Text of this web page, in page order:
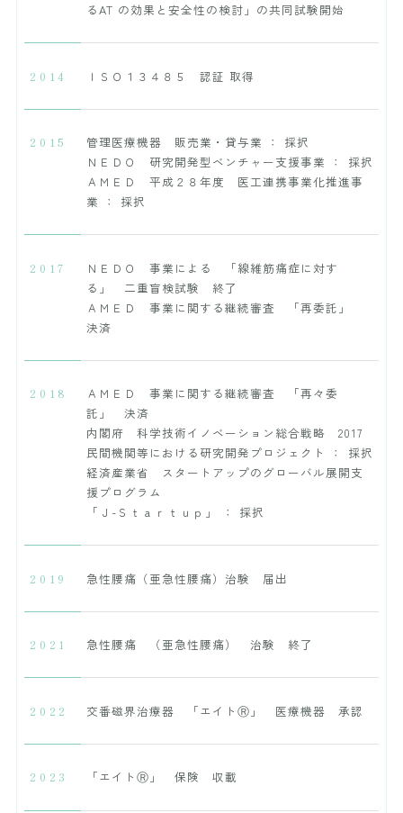
るAT の効果と安全性の検討」の共同試験開始
2014 ＩＳＯ１３４８５ 認証 取得
2015
管理医療機器 販売業・貸与業 ： 採択
ＮＥＤＯ 研究開発型ベンチャー支援事業 ： 採択
ＡＭＥＤ 平成２８年度 医工連携事業化推進事
業 ： 採択
2017
ＮＥＤＯ 事業による 「線維筋痛症に対す
る」 二重盲検試験 終了
ＡＭＥＤ 事業に関する継続審査 「再委託」
決済
2018
ＡＭＥＤ 事業に関する継続審査 「再々委
託」 決済
内閣府 科学技術イノベーション総合戦略 2017
民間機関等における研究開発プロジェクト ： 採択
経済産業省 スタートアップのグローバル展開支
援プログラム
「Ｊ-Ｓｔａｒｔｕｐ」 ： 採択
2019 急性腰痛（亜急性腰痛）治験 届出
2021 急性腰痛 （亜急性腰痛） 治験 終了
2022 交番磁界治療器 「エイトⓇ」 医療機器 承認
2023 「エイトⓇ」 保険 収載